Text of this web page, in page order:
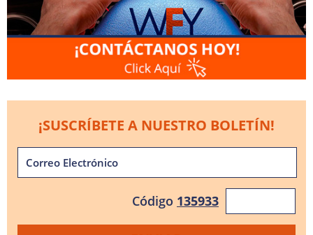
¡SUSCRÍBETE A NUESTRO BOLETÍN!
Código 135933